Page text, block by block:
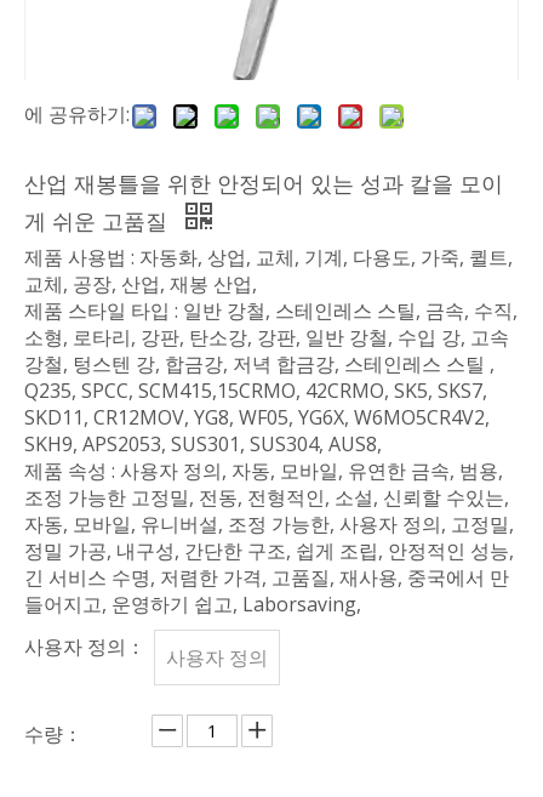
에 공유하기:
산업 재봉틀을 위한 안정되어 있는 성과 칼을 모이
게 쉬운 고품질
제품 사용법 : 자동화, 상업, 교체, 기계, 다용도, 가죽, 퀼트,
교체, 공장, 산업, 재봉 산업,
제품 스타일 타입 : 일반 강철, 스테인레스 스틸, 금속, 수직,
소형, 로타리, 강판, 탄소강, 강판, 일반 강철, 수입 강, 고속
강철, 텅스텐 강, 합금강, 저녁 합금강, 스테인레스 스틸 ,
Q235, SPCC, SCM415,15CRMO, 42CRMO, SK5, SKS7,
SKD11, CR12MOV, YG8, WF05, YG6X, W6MO5CR4V2,
SKH9, APS2053, SUS301, SUS304, AUS8,
제품 속성 : 사용자 정의, 자동, 모바일, 유연한 금속, 범용,
조정 가능한 고정밀, 전동, 전형적인, 소설, 신뢰할 수있는,
자동, 모바일, 유니버설, 조정 가능한, 사용자 정의, 고정밀,
정밀 가공, 내구성, 간단한 구조, 쉽게 조립, 안정적인 성능,
긴 서비스 수명, 저렴한 가격, 고품질, 재사용, 중국에서 만
들어지고, 운영하기 쉽고, Laborsaving,
사용자 정의：
사용자 정의
수량：